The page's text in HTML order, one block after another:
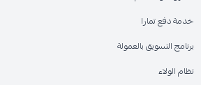
خدمة دفع تمارا
برنامج التسويق بالعمولة
نظام الولاء